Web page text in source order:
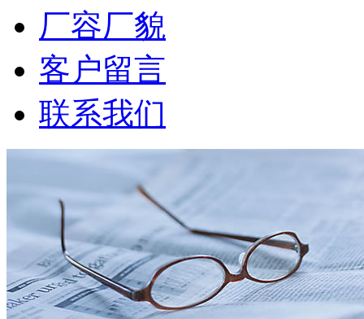
厂容厂貌
客户留言
联系我们